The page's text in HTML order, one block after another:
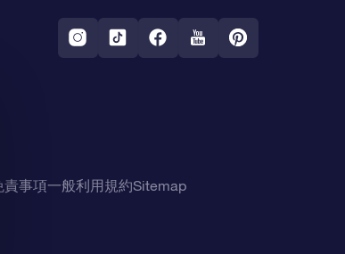
責事項一般利用規約Sitemap